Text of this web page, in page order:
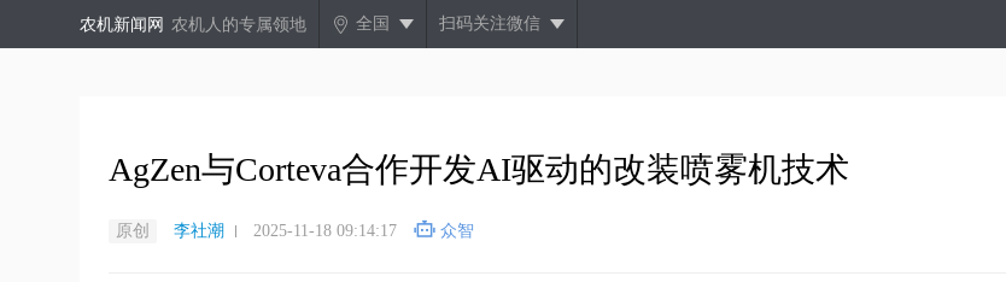
容
农机新闻网 农机人的专属领地 全国 扫码关注微信
AgZen与Corteva合作开发AI驱动的改装喷雾机技术
原创 李社潮 2025-11-18 09:14:17 众智